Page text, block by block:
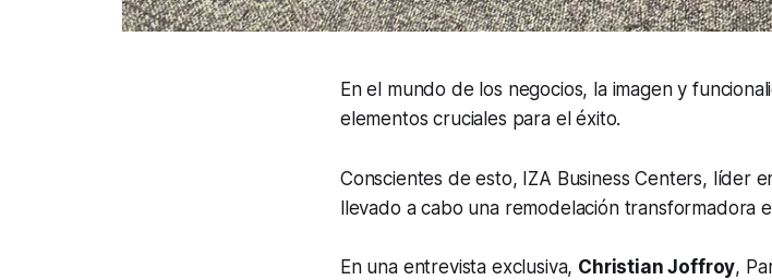
En el mundo de los negocios, la imagen y
elementos cruciales para el éxito.
Conscientes de esto, IZA Business Centers, líder
llevado a cabo una remodelación transformadora
En una entrevista exclusiva, Christian Joffroy,